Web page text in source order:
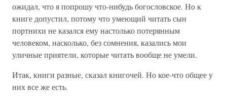
ожидал, что я попрошу что-нибудь богословское. Но к
книге допустил, потому что умеющий читать сын
портнихи не казался ему настолько потерянным
человеком, насколько, без сомнения, казались мои
уличные приятели, которые читать вообще не умели.
Итак, книги разные, сказал книгочей. Но кое-что общее у
них все же есть.